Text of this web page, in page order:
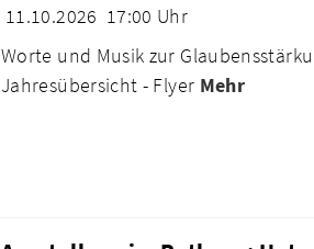
11.10.2026 17:00 Uhr
Worte und Musik zur
Jahresübersicht - Flyer Mehr